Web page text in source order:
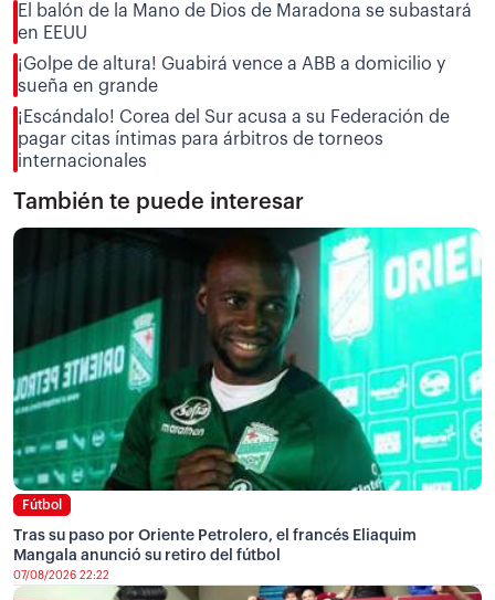
El balón de la Mano de Dios de Maradona se subastará
en EEUU
¡Golpe de altura! Guabirá vence a ABB a domicilio y
sueña en grande
¡Escándalo! Corea del Sur acusa a su Federación de
pagar citas íntimas para árbitros de torneos
internacionales
También te puede interesar
Fútbol
Tras su paso por Oriente Petrolero, el francés Eliaquim
Mangala anunció su retiro del fútbol
07/08/2026 22:22